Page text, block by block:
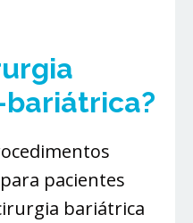
pacientes
bariátrica